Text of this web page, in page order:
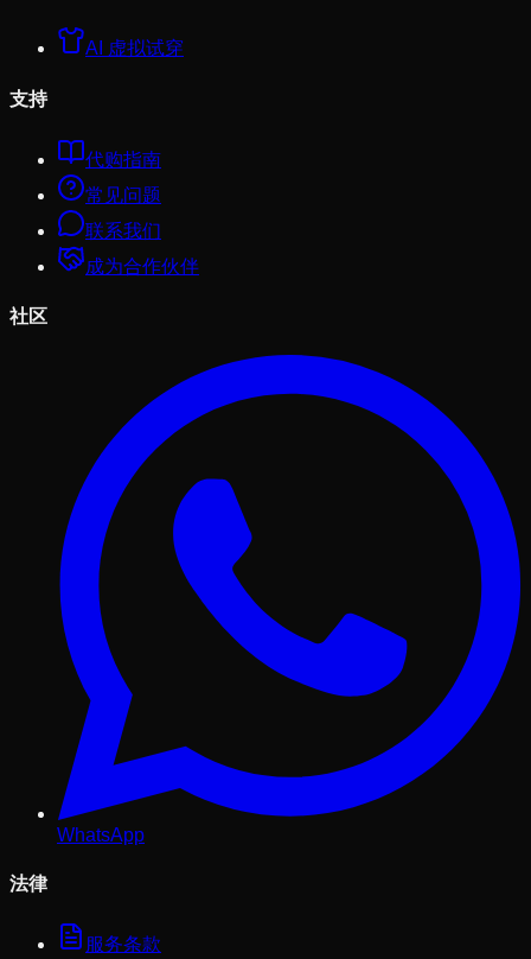
AI 虚拟试穿
支持
代购指南
常见问题
联系我们
成为合作伙伴
社区
WhatsApp
法律
服务条款